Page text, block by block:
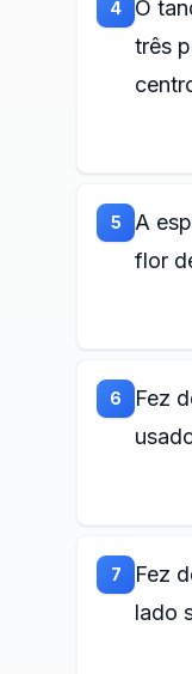
4
O
três
5
A
flor
6
Fez
7
Fez
lado